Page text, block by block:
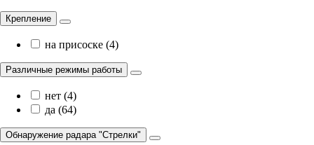
Крепление
на присоске (4)
Различные режимы работы
нет (4)
да (64)
Обнаружение радара "Стрелки"